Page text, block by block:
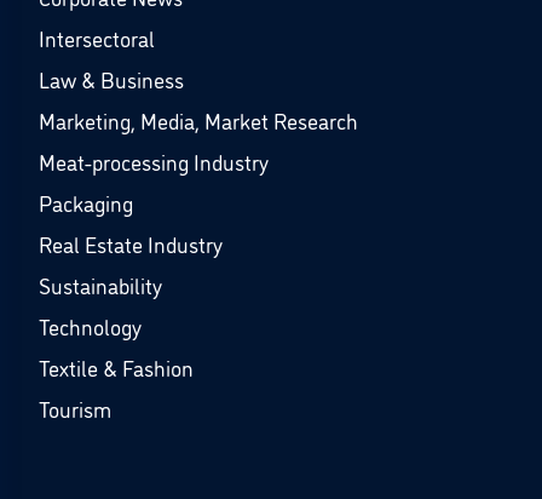
Intersectoral
Law & Business
Marketing, Media, Market Research
Meat-processing Industry
Packaging
Real Estate Industry
Sustainability
Technology
Textile & Fashion
Tourism